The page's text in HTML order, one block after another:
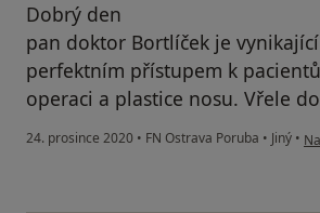
Dobrý den
pan doktor Bortlíček je
perfektním přístupem k
operaci a plastice nosu. Vřele
24. prosince 2020 • FN Ostrava Poruba • Jiný •